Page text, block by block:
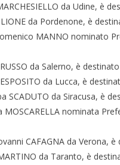
da Udine, è
da Pordenone, è
MANNO nominato
da Salerno, è
da Lucca, è
SCADUTO da Siracusa, è
MOSCARELLA nominata
CAFAGNA da Verona,
da Taranto, è